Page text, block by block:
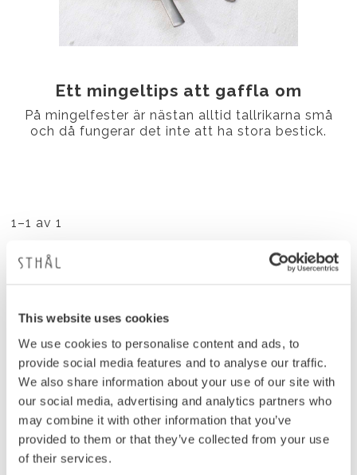
This website uses cookies
We use cookies to personalise content and ads, to
provide social media features and to analyse our traffic.
We also share information about your use of our site with
our social media, advertising and analytics partners who
may combine it with other information that you’ve
provided to them or that they’ve collected from your use
of their services.
Taggar
Soppa
Gafflar
Bestick
Tallrikar
Serveringstips
Arabesque
Dipsås
Pitcher
Ett mingeltips att gaffla om
På mingelfester är nästan alltid tallrikarna små
och då fungerar det inte att ha stora bestick.
1–1 av 1